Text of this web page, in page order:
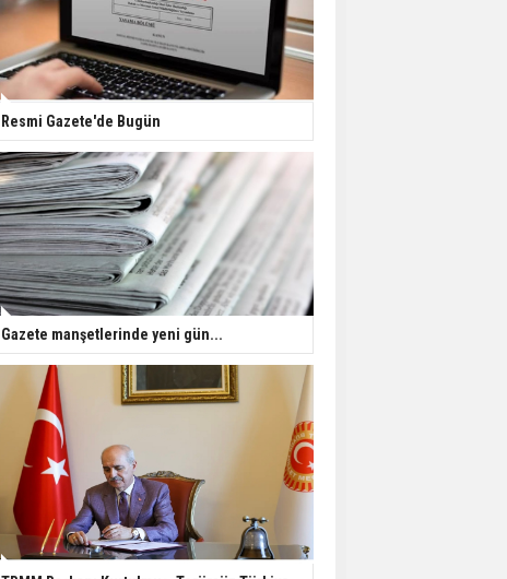
Yerli turist 229,7 milyar
lira seyahat harcaması
yaptı
Gazze'deki Sağlık
Bakanlığı duyurdu:
Vahşetin pençesinde 2
salgın vaka tespit edildi
Resmi Gazete'de Bugün
Gazete manşetlerinde yeni gün...